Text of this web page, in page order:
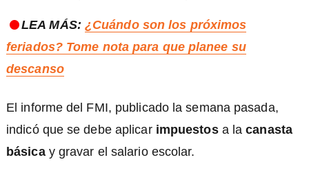
LEA MÁS: ¿Cuándo son los próximos
feriados? Tome nota para que planee su
descanso
El informe del FMI, publicado la semana pasada,
indicó que se debe aplicar impuestosa lacanasta
básica y gravar el salario escolar.